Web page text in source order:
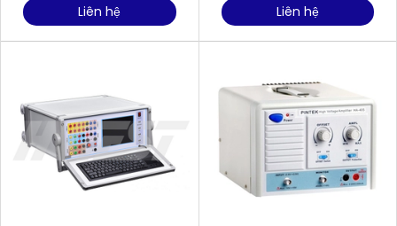
Liên hệ Liên hệ